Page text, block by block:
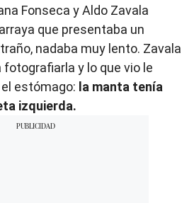
Fonseca y Aldo Zavala
que presentaba un
nadaba muy lento. Zavala
fotografiarla y lo que vio le
estómago: la manta tenía
izquierda.